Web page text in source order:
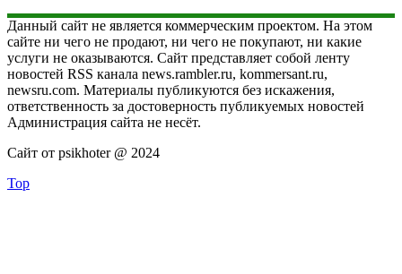
Данный сайт не является коммерческим проектом. На этом
сайте ни чего не продают, ни чего не покупают, ни какие
услуги не оказываются. Сайт представляет собой ленту
новостей RSS канала news.rambler.ru, kommersant.ru,
newsru.com. Материалы публикуются без искажения,
ответственность за достоверность публикуемых новостей
Администрация сайта не несёт.
Сайт от psikhoter @ 2024
Top